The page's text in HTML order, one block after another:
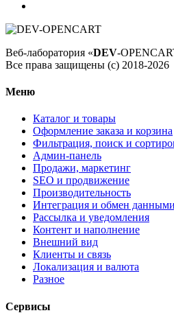
Веб-лаборатория «DEV-
Все права защищены (с) 2018-2026
Меню
Каталог и товары
Оформление заказа и корзина
Фильтрация, поиск и
Админ-панель
Продажи, маркетинг
SEO и продвижение
Производительность
Интеграция и обмен данными
Рассылка и уведомления
Контент и наполнение
Внешний вид
Клиенты и связь
Локализация и валюта
Разное
Сервисы